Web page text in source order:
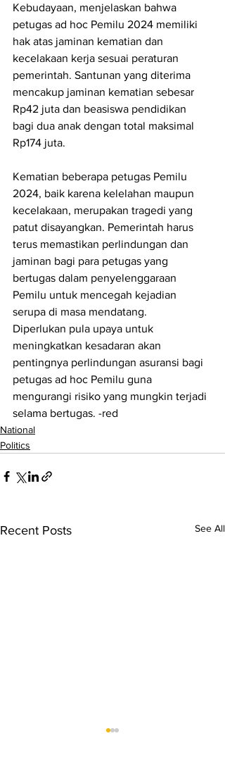
Kebudayaan, menjelaskan bahwa
petugas ad hoc Pemilu 2024 memiliki
hak atas jaminan kematian dan
kecelakaan kerja sesuai peraturan
pemerintah. Santunan yang diterima
mencakup jaminan kematian sebesar
Rp42 juta dan beasiswa pendidikan
bagi dua anak dengan total maksimal
Rp174 juta.
Kematian beberapa petugas Pemilu
2024, baik karena kelelahan maupun
kecelakaan, merupakan tragedi yang
patut disayangkan. Pemerintah harus
terus memastikan perlindungan dan
jaminan bagi para petugas yang
bertugas dalam penyelenggaraan
Pemilu untuk mencegah kejadian
serupa di masa mendatang.
Diperlukan pula upaya untuk
meningkatkan kesadaran akan
pentingnya perlindungan asuransi bagi
petugas ad hoc Pemilu guna
mengurangi risiko yang mungkin terjadi
selama bertugas. -red
National
Politics
Recent Posts See All